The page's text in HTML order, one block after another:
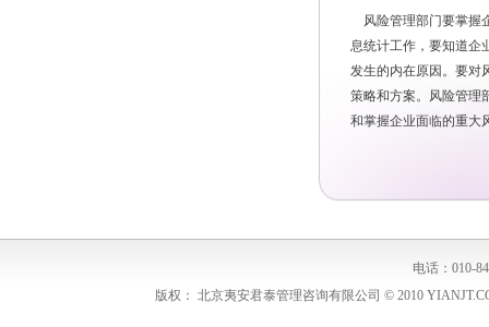
风险管理部门要掌握
息统计工作，要知道企
发生的内在原因。要对
策略和方案。风险管理
和掌握企业面临的重大
电话：010-
版权： 北京夷安君泰管理咨询有限公司 © 2010